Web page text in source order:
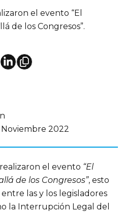
el evento “El
de los Congresos”.
2022
realizaron el evento “El
de los Congresos”, esto
las y los legisladores
la Interrupción Legal del